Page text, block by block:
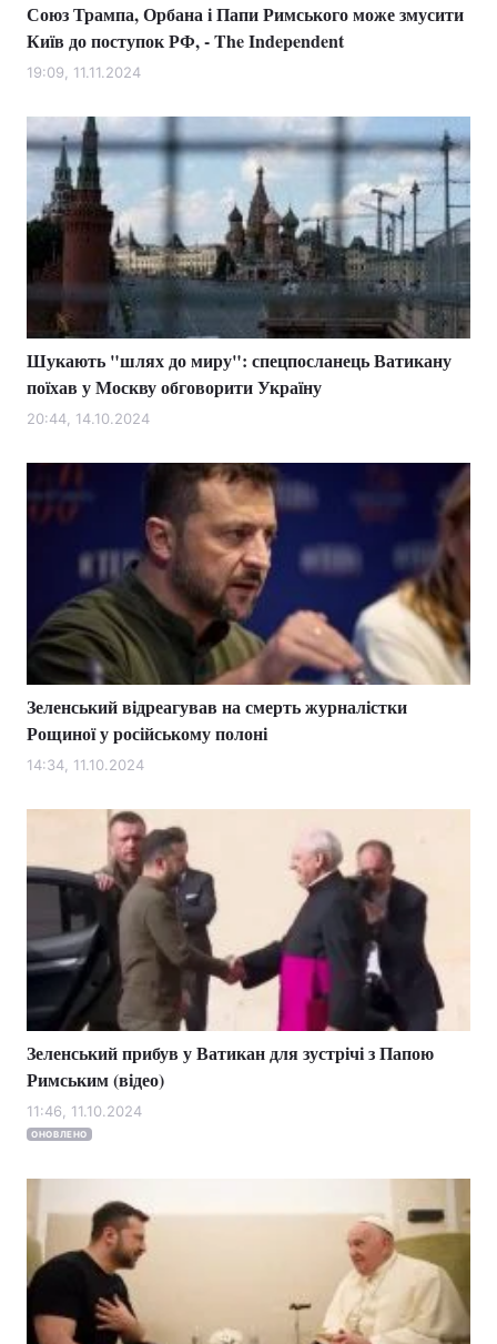
Союз Трампа, Орбана і Папи Римського може змусити
Київ до поступок РФ, - The Independent
19:09, 11.11.2024
Шукають "шлях до миру": спецпосланець Ватикану
поїхав у Москву обговорити Україну
20:44, 14.10.2024
Зеленський відреагував на смерть журналістки
Рощиної у російському полоні
14:34, 11.10.2024
Зеленський прибув у Ватикан для зустрічі з Папою
Римським (відео)
11:46, 11.10.2024
ОНОВЛЕНО